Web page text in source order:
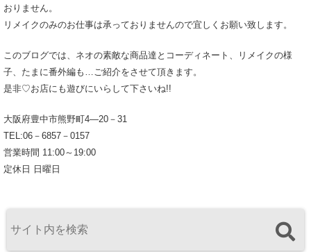
おりません。
リメイクのみのお仕事は承っておりませんので宜しくお願い致します。
このブログでは、ネオの素敵な商品達とコーディネート、リメイクの様
子、たまに番外編も…ご紹介をさせて頂きます。
是非♡お店にも遊びにいらして下さいね!!
大阪府豊中市熊野町4―20－31
TEL:06－6857－0157
営業時間 11:00～19:00
定休日 日曜日